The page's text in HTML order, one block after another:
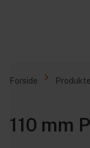
Forside
110 mm